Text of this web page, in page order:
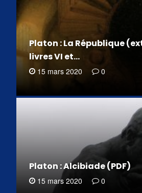
Platon : La République
livres VI et…
15 mars 2020 0
Platon : Alcibiade (PDF)
15 mars 2020 0